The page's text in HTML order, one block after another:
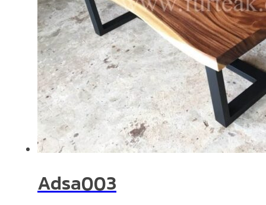
Adsa003